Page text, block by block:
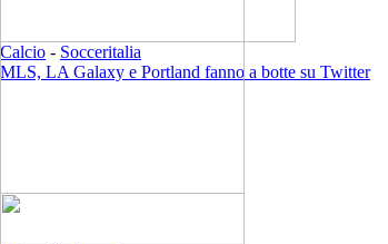
Calcio - Socceritalia
MLS, LA Galaxy e Portland fanno a botte su Twitter